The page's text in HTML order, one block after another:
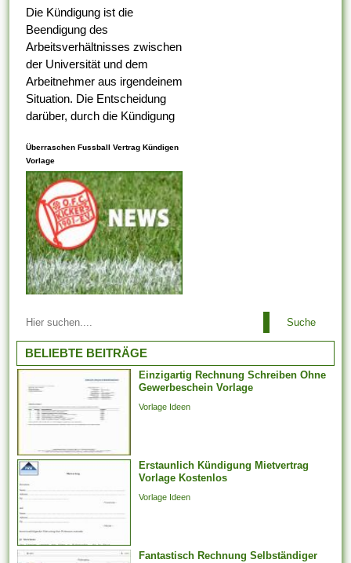
Die Kündigung ist die
Beendigung des
Arbeitsverhältnisses zwischen
der Universität und dem
Arbeitnehmer aus irgendeinem
Situation. Die Entscheidung
darüber, durch die Kündigung
ungerecht ist , alternativ nicht,
liegt bei dem
Arbeitsaufsichtsbeamten oder
vom Ermessen des...
Überraschen Fussball Vertrag Kündigen
Vorlage
Arbeitgeber ist es es
untersagt, irgendeinen
Arbeitnehmer zu entlassen,
der aufgrund der Teilnahme an
Arbeitstreffen und der Layout
von Arbeitsforderungen
verhandlungen, deren
Jahresabschluss noch
aussteht, bei weitem nicht
weiter arbeiten
möglicherweise. Er kann...
Suche
BELIEBTE BEITRÄGE
Einzigartig Rechnung Schreiben Ohne
Gewerbeschein Vorlage
Vorlage Ideen
Erstaunlich Kündigung Mietvertrag
Vorlage Kostenlos
Vorlage Ideen
Fantastisch Rechnung Selbständiger